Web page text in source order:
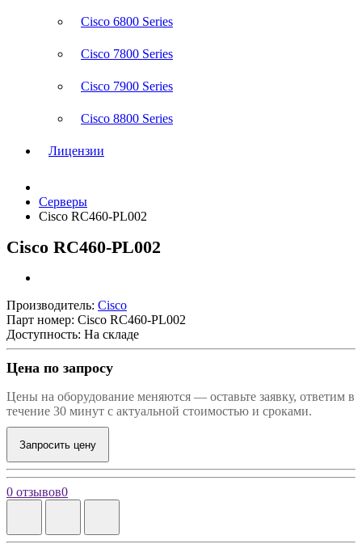
Cisco 6800 Series
Cisco 7800 Series
Cisco 7900 Series
Cisco 8800 Series
Лицензии
Серверы
Cisco RC460-PL002
Cisco RC460-PL002
Производитель: Cisco
Парт номер: Cisco RC460-PL002
Доступность: На складе
Цена по запросу
Цены на оборудование меняются — оставьте заявку, ответим в
течение 30 минут с актуальной стоимостью и сроками.
Запросить цену
0 отзывов0